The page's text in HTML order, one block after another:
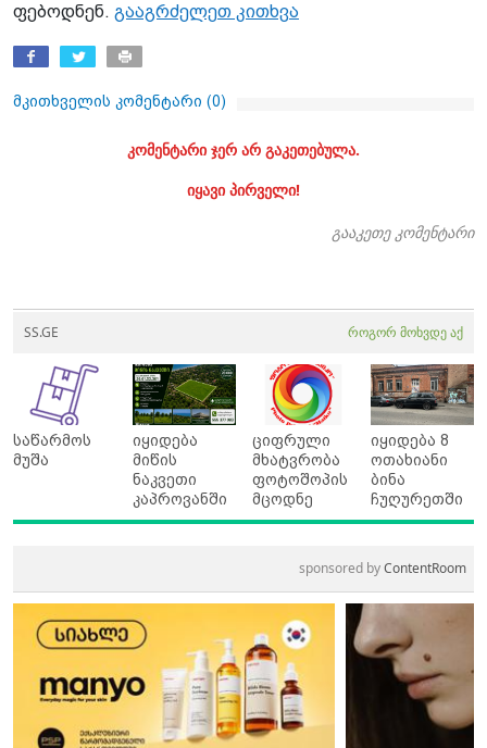
ფე­ბოდ­ნენ. გააგრძელეთ კითხვა
მკითხველის კომენტარი (0)
კომენტარი ჯერ არ გაკეთებულა.
იყავი პირველი!
გააკეთე კომენტარი
SS.GE როგორ მოხვდე აქ
საწარმოს
მუშა
იყიდება
მიწის
ნაკვეთი
კაპროვანში
ციფრული
მხატვრობა
ფოტოშოპის
მცოდნე
იყიდება 8
ოთახიანი
ბინა
ჩუღურეთში
sponsored byContentRoom